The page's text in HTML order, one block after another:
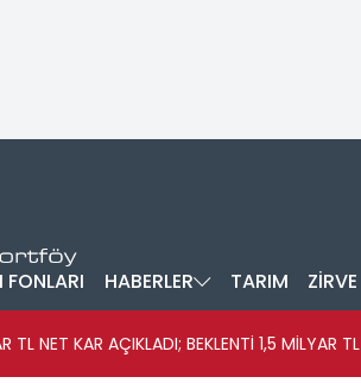
HABERLER TARIM ZİRVE
NET KAR AÇIKLADI; BEKLENTİ 1,5 MİLYAR TL